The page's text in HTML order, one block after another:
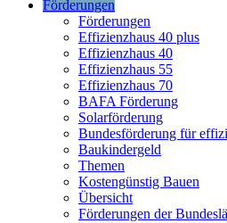
Förderungen
Förderungen
Effizienzhaus 40 plus
Effizienzhaus 40
Effizienzhaus 55
Effizienzhaus 70
BAFA Förderung
Solarförderung
Bundesförderung für
Baukindergeld
Themen
Kostengünstig Bauen
Übersicht
Förderungen der